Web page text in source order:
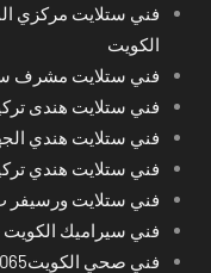
الكويت
فني ستلايت مشرف
فني ستلايت هندى
فني ستلايت هندي
فني ستلايت هندي
فني ستلايت ورسيفر
فني سيراميك
فني صحي الكويت55850065